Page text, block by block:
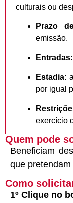
culturais ou
Prazo
emissão.
Entradas:
Estadia:
por igual
exercício
Quem pode
Beneficiam
que
Como
1º Clique no